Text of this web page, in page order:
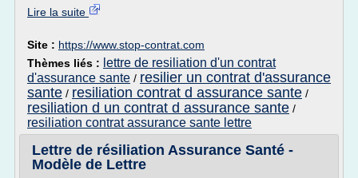
Lire la suite
Site : https://www.stop-contrat.com
Thèmes liés : lettre de resiliation d'un contrat
d'assurance sante / resilier un contrat d'assurance
sante / resiliation contrat d assurance sante /
resiliation d un contrat d assurance sante /
resiliation contrat assurance sante lettre
Lettre de résiliation Assurance Santé -
Modèle de Lettre